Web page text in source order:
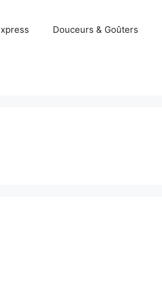
Douceurs & Goûters